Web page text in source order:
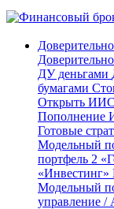
ДУ деньгами
бумагами
Открыть ИИС
Пополнение
Готовые
Модельный
портфель 2
«Инвестинг»
Модельный
управление /